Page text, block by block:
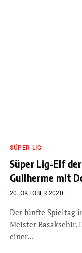
SÜPER LIG
Süper Lig-Elf
Guilherme mit
20. OKTOBER 2020
Der fünfte Spieltag
Meister Basaksehir.
einer…